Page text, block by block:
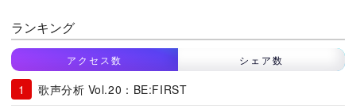
ランキング
アクセス数 シェア数
歌声分析 Vol.20：BE:FIRST